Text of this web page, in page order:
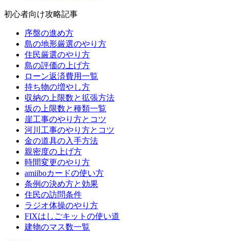
初心者向け攻略記事
序盤の進め方
島の地形厳選のやり方
住民厳選のやり方
島の評価の上げ方
ローン返済費用一覧
持ち物の増やし方
収納の上限数と拡張方法
坂の上限数と種類一覧
崖工事のやり方とコツ
河川工事のやり方とコツ
金の道具の入手方法
親密度の上げ方
時間変更のやり方
amiiboカードの使い方
条例の決め方と効果
住民の訪問条件
ラジオ体操のやり方
FIXはしごキットの使い道
建物のマス数一覧